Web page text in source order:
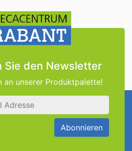
Sie den Newsletter
an unserer Produktpalette!
Abonnieren